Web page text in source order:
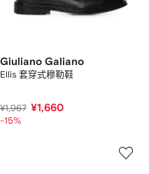
Giuliano Galiano
Ellis 套穿式穆勒鞋
¥1,967 ¥1,660
-15%